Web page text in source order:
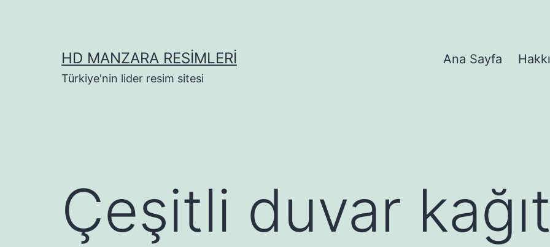
HD MANZARA RESIMLERI
Türkiye'nin lider resim sitesi
Ana Sayfa
Çeşitli duvar